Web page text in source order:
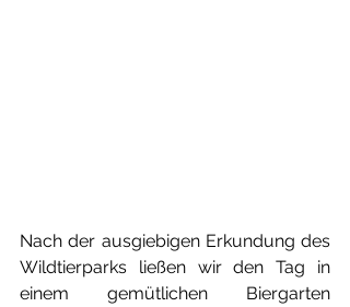
Nach der ausgiebigen Erkundung des
Wildtierparks ließen wir den Tag in
einem gemütlichen Biergarten